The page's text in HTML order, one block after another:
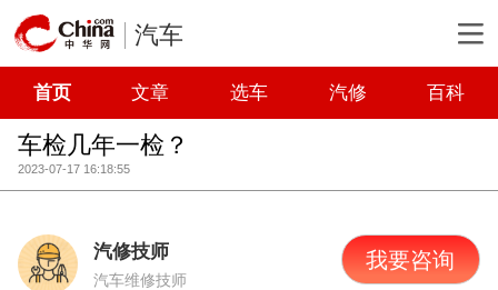
汽车
首页 文章 选车 汽修 百科
车检几年一检？
2023-07-17 16:18:55
汽修技师
汽车维修技师
我要咨询